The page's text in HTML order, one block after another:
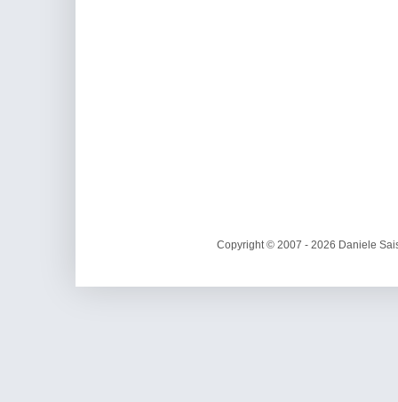
Copyright © 2007 - 2026 Daniele